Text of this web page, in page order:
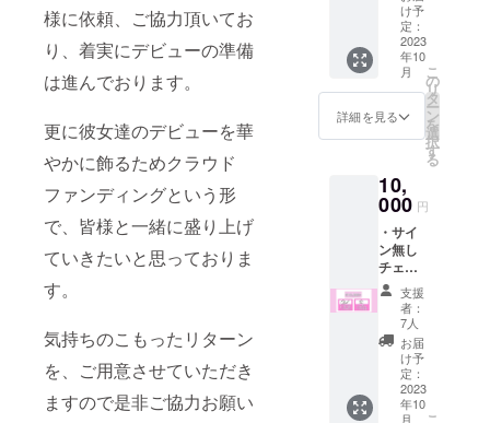
様に依頼、ご協力頂いてお
り、着実にデビューの準備
は進んでおります。
更に彼女達のデビューを華
やかに飾るためクラウド
ファンディングという形
で、皆様と一緒に盛り上げ
ていきたいと思っておりま
す。
気持ちのこもったリターン
を、ご用意させていただき
ますので是非ご協力お願い
付き
チェキ
券×5
(10000
円相当)
※チェキ
券は今
後どの
ライ
のメン
バーに
もお使
いいた
だけま
す。 支
援時、
推しメ
ンを教
えてく
ださ
い。
け予
定：
2023
年10
月
詳細を見る
こ
の
リ
タ
ー
ン
を
選
択
す
る
10,
000 円
・サイ
ン無し
チェキ
券×10
(1万円
相当) ・
サイン
コメ付
きチェ
キ券×10
(2万円
支援
者：
7人
お届
け予
定：
2023
年10
月